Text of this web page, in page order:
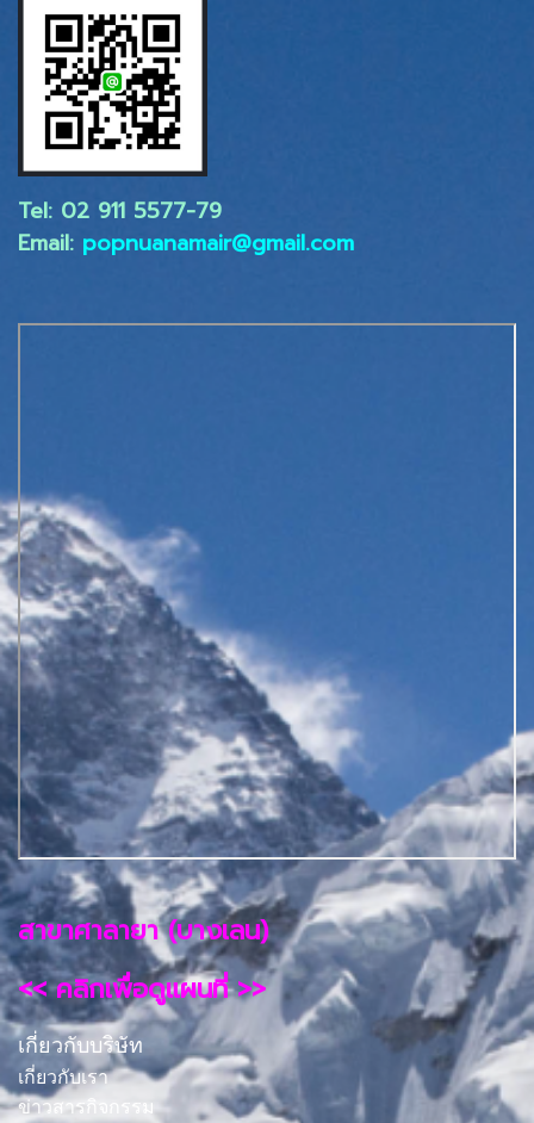
Tel: 02 ​911 5577-79
Email: popnuanamair@gmail.com
สาขาศาลายา (บางเลน)
<< คลิกเพื่อดูแผนที่ >>
เกี่ยวกับบริษัท
เกี่ยวกับเรา
ข่าวสารกิจกรรม